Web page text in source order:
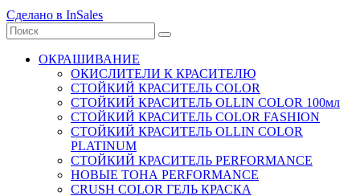
Сделано в InSales
ОКРАШИВАНИЕ
ОКИСЛИТЕЛИ К КРАСИТЕЛЮ
СТОЙКИЙ КРАСИТЕЛЬ COLOR
СТОЙКИЙ КРАСИТЕЛЬ OLLIN COLOR 100мл
СТОЙКИЙ КРАСИТЕЛЬ COLOR FASHION
СТОЙКИЙ КРАСИТЕЛЬ OLLIN COLOR
PLATINUM
СТОЙКИЙ КРАСИТЕЛЬ PERFORMANCE
НОВЫЕ ТОНА PERFORMANCE
CRUSH COLOR ГЕЛЬ КРАСКА